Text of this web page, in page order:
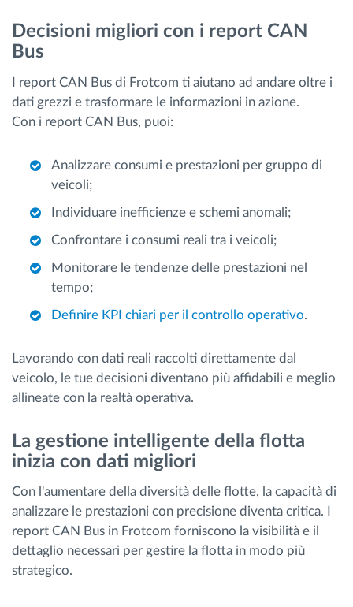
Decisioni migliori con i report CAN
Bus
I report CAN Bus di Frotcom ti aiutano ad andare oltre i
dati grezzi e trasformare le informazioni in azione.
Con i report CAN Bus, puoi:
Analizzare consumi e prestazioni per gruppo di
veicoli;
Individuare inefficienze e schemi anomali;
Confrontare i consumi reali tra i veicoli;
Monitorare le tendenze delle prestazioni nel
tempo;
Definire KPI chiari per il controllo operativo.
Lavorando con dati reali raccolti direttamente dal
veicolo, le tue decisioni diventano più affidabili e meglio
allineate con la realtà operativa.
La gestione intelligente della flotta
inizia con dati migliori
Con l'aumentare della diversità delle flotte, la capacità di
analizzare le prestazioni con precisione diventa critica. I
report CAN Bus in Frotcom forniscono la visibilità e il
dettaglio necessari per gestire la flotta in modo più
strategico.